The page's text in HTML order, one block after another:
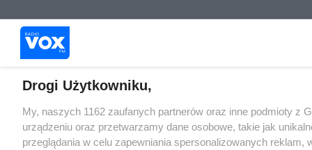
Drogi Użytkowniku,
My, naszych 1162 zaufanych partnerów oraz inne podmioty z
urządzeniu oraz przetwarzamy dane osobowe, takie jak
przeglądania w celu zapewniania spersonalizowanych